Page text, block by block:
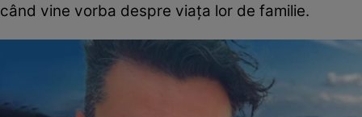
când vine vorba despre viața lor de familie.